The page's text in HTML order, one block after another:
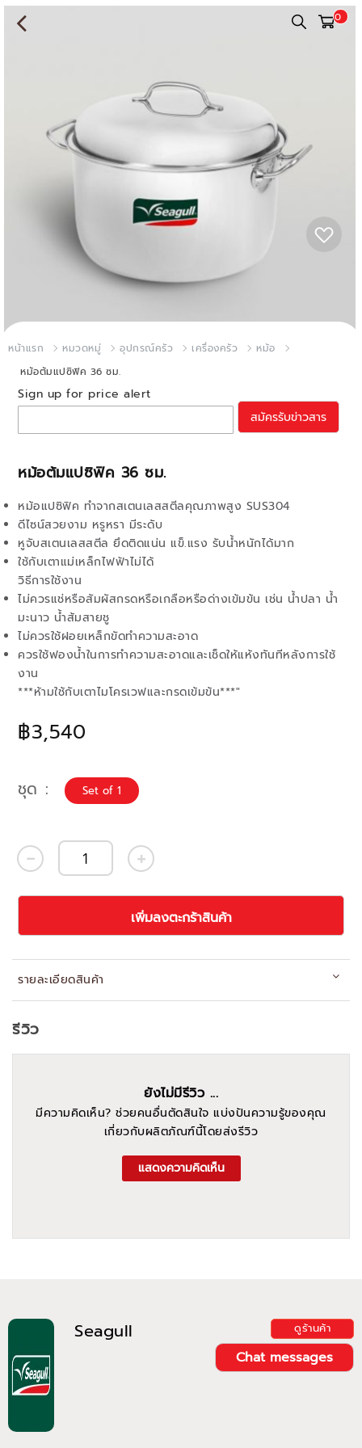
0
หน้าแรก หมวดหมู่ อุปกรณ์ครัว เครื่องครัว
หม้อ
หม้อต้มแปซิฟิค 36 ซม.
หม้อต้มแปซิฟิค 36 ซม.
฿3,540
หม้อแปซิฟิค ทำจากสเตนเลสสตีลคุณภาพสูง SUS304
ดีไซน์สวยงาม หรูหรา มีระดับ
หูจับสเตนเลสสตีล ยึดติดแน่น แข็.แรง รับน้ำหนักได้มาก
ใช้กับเตาแม่เหล็กไฟฟ้าไม่ได้
วิธีการใช้งาน
ไม่ควรแช่หรือสัมผัสกรดหรือเกลือหรือด่างเข้มข้น เช่น น้ำปลา น้ำ
มะนาว น้ำส้มสายชู
ไม่ควรใช้ฝอยเหล็กขัดทำความสะอาด
ควรใช้ฟองน้ำในการทำความสะอาดและเช็ดให้แห้งทันทีหลังการใช้
งาน
***ห้ามใช้กับเตาไมโครเวฟและกรดเข้มข้น***"
Sign up for price alert
สมัครรับข่าวสาร
ชุด Set of 1
เพิ่มลงตะกร้าสินค้า
รายละเอียดสินค้า
Seagull ดูร้านค้า
Chat messages
รีวิว
ยังไม่มีรีวิว ...
มีความคิดเห็น? ช่วยคนอื่นตัดสินใจ แบ่งปันความรู้ของคุณ
เกี่ยวกับผลิตภัณฑ์นี้โดยส่งรีวิว
แสดงความคิดเห็น